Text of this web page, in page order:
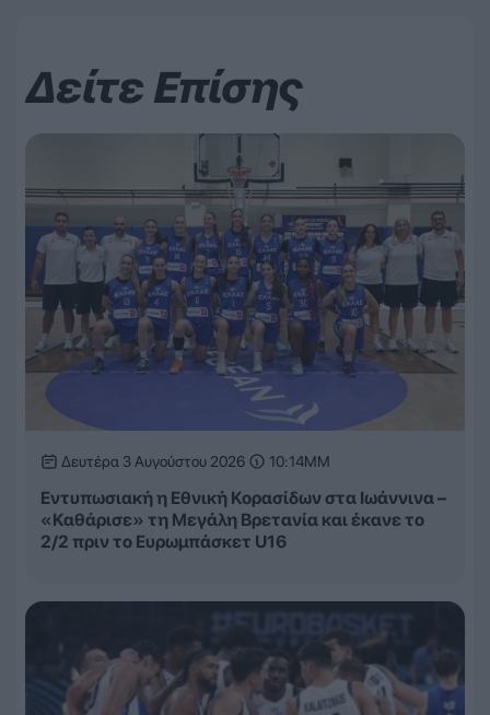
Δείτε Επίσης
Δευτέρα 3 Αυγούστου 2026 10:14ΜΜ
Εντυπωσιακή η Εθνική Κορασίδων στα Ιωάννινα –
«Καθάρισε» τη Μεγάλη Βρετανία και έκανε το
2/2 πριν το Ευρωμπάσκετ U16